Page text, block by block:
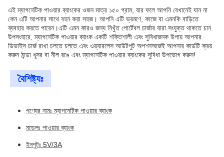
এই ম্যাগনেটিক পাওয়ার ব্যাংকের ওজন মাত্র ১৫০ গ্রাম, যার ফলে আপনি যেখানেই যান না
কেন এটি আপনার সাথে বহন করা সহজ। আপনি এটি ভ্রমণে, কাজে বা এমনকি বাড়িতে
ব্যবহার করতে পারেন।এটি এমন কারও জন্য নিখুঁত পোর্টেবল চার্জার যারা সংযুক্ত থাকতে চান.
উপসংহারে, ম্যাগনেটিক পাওয়ার ব্যাংক একটি শক্তিশালী এবং সুবিধাজনক উপায় আপনার
ডিভাইস চার্জ রাখা চলতে চলতে.এবং ওয়্যারলেস আউটপুট অপশনআজই আপনার কার্ডটি ক্রয়
করুন ঠান্ডা ধূসর বা নীল রঙে এবং ম্যাগনেটিক পাওয়ার ব্যাংকের সুবিধা উপভোগ করুন!
বৈশিষ্ট্যঃ
পণ্যের নামঃ ম্যাগনেটিক পাওয়ার ব্যাংক
মডেলঃ পাওয়ার ব্যাংক
ইনপুটঃ 5V/3A